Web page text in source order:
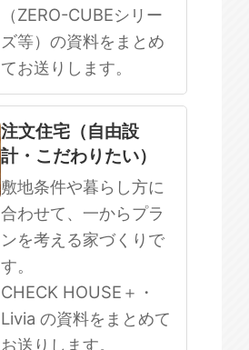
（ZERO-CUBEシリー
ズ等）の資料をまとめ
てお送りします。
注文住宅（自由設
計・こだわりたい）
敷地条件や暮らし方に
合わせて、一からプラ
ンを考える家づくりで
す。
CHECK HOUSE＋・
Livia の資料をまとめて
お送りします。